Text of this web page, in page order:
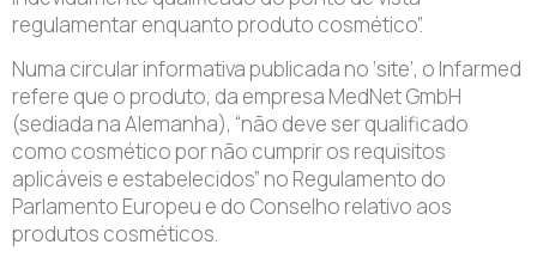
regulamentar enquanto produto cosmético”.
Numa circular informativa publicada no ‘site’, o Infarmed
refere que o produto, da empresa MedNet GmbH
(sediada na Alemanha), “não deve ser qualificado
como cosmético por não cumprir os requisitos
aplicáveis e estabelecidos” no Regulamento do
Parlamento Europeu e do Conselho relativo aos
produtos cosméticos.